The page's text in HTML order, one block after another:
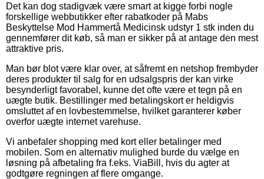
Det kan dog stadigvæk være smart at kigge forbi nogle
forskellige webbutikker efter rabatkoder på Mabs
Beskyttelse Mod Hammertå Medicinsk udstyr 1 stk inden du
gennemfører dit køb, så man er sikker på at antage den mest
attraktive pris.
Man bør blot være klar over, at såfremt en netshop frembyder
deres produkter til salg for en udsalgspris der kan virke
besynderligt favorabel, kunne det ofte være et tegn på en
uægte butik. Bestillinger med betalingskort er heldigvis
omsluttet af en lovbestemmelse, hvilket garanterer køber
overfor uægte internet varehuse.
Vi anbefaler shopping med kort eller betalinger med
mobilen. Som en alternativ mulighed burde du vælge en
løsning på afbetaling fra f.eks. ViaBill, hvis du agter at
godtgøre regningen af flere omgange.